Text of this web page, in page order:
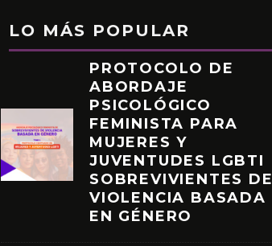
LO MÁS POPULAR
PROTOCOLO DE
ABORDAJE
PSICOLÓGICO
FEMINISTA PARA
MUJERES Y
JUVENTUDES LGBTI
SOBREVIVIENTES DE
VIOLENCIA BASADA
EN GÉNERO